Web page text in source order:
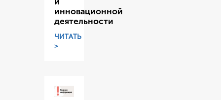
инновационной
деятельности
ЧИТАТЬ
>